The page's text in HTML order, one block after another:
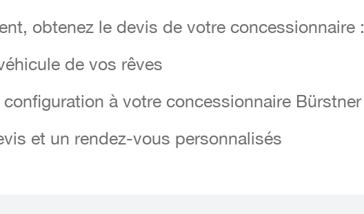
obtenez le devis de votre concessionnaire :
de vos rêves
configuration à votre concessionnaire Bürstner
et un rendez-vous personnalisés
obtenez le devis de votre concessionnaire :
de vos rêves
configuration à votre concessionnaire Bürstner
et un rendez-vous personnalisés